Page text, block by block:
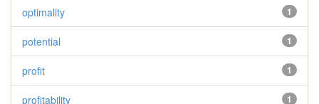
1
optimality
1
potential
1
profit
1
profitability